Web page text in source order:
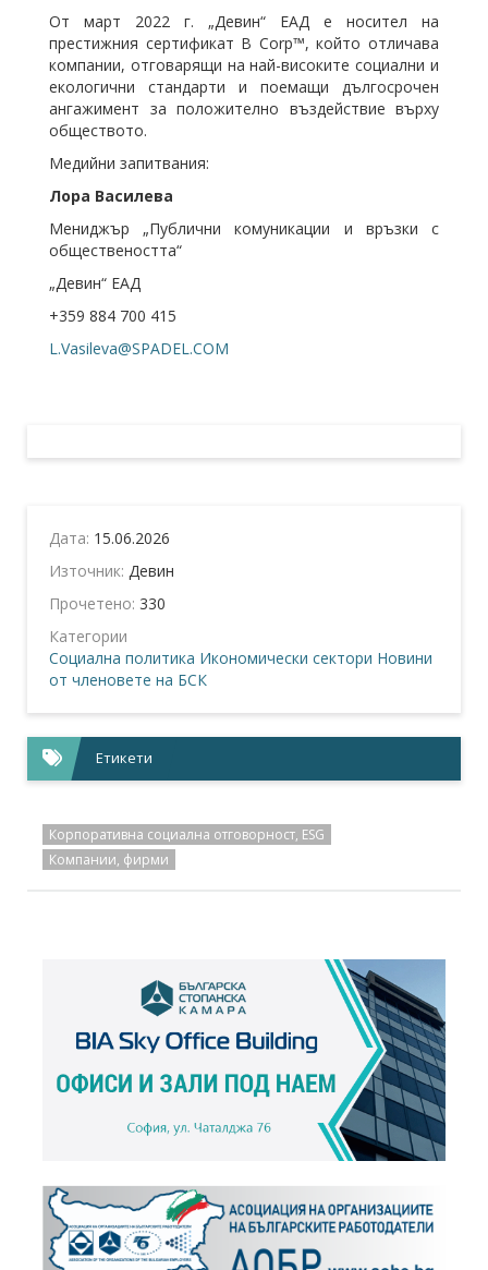
От март 2022 г. „Девин“ ЕАД е носител на
престижния сертификат B Corp™, който отличава
компании, отговарящи на най-високите социални и
екологични стандарти и поемащи дългосрочен
ангажимент за положително въздействие върху
обществото.
Медийни запитвания:
Лора Василева
Мениджър „Публични комуникации и връзки с
обществеността“
„Девин“ ЕАД
+359 884 700 415
L.Vasileva@SPADEL.COM
Дата: 15.06.2026
Източник: Девин
Прочетено: 330
Категории
Социална политика Икономически сектори Новини
от членовете на БСК
Етикети
Корпоративна социална отговорност, ESG
Компании, фирми